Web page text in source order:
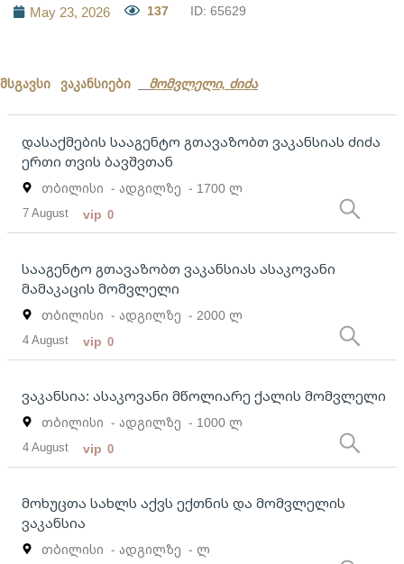
May 23, 2026 137 ID: 65629
მსგავსი ვაკანსიები მომვლელი, ძიძა
დასაქმების სააგენტო გთავაზობთ ვაკანსიას ძიძა
ერთი თვის ბავშვთან
თბილისი - ადგილზე - 1700 ლ
7 August vip 0
სააგენტო გთავაზობთ ვაკანსიას ასაკოვანი
მამაკაცის მომვლელი
თბილისი - ადგილზე - 2000 ლ
4 August vip 0
ვაკანსია: ასაკოვანი მწოლიარე ქალის მომვლელი
თბილისი - ადგილზე - 1000 ლ
4 August vip 0
მოხუცთა სახლს აქვს ექთნის და მომვლელის
ვაკანსია
თბილისი - ადგილზე - ლ